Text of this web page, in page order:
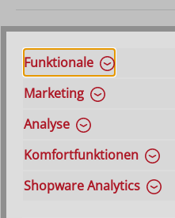
Beispiele für passende
Funktionale
Marketing
Analyse
Komfortfunktionen
Shopware Analytics